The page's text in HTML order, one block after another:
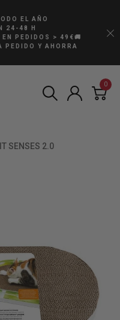
EL AÑO
24-48 H
PEDIDOS > 49€🚚
PEDIDO Y AHORRA
0
SENSES 2.0